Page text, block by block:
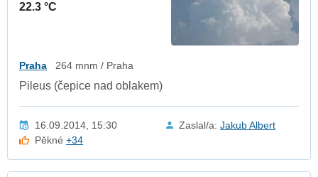
22.3 °C
Praha 264 mnm / Praha
Pileus (čepice nad oblakem)
16.09.2014, 15:30 Zaslal/a: Jakub Albert
Pěkné+34